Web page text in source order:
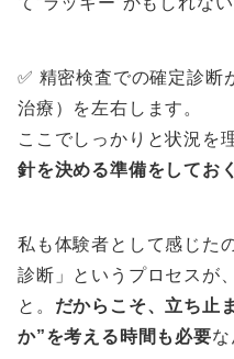
✅ 精密検査での確定診断
治療）を左右します。
ここでしっかりと状況を
針を決める準備をしてお
私も体験者として感じ
診断」というプロセスが
と。 だからこそ、立ち止
か”を考える時間も必要な